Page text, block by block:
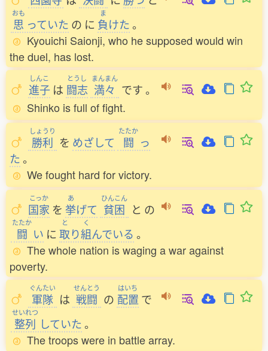
おも
思 っていた の に
ま
負けた。
Kyouichi Saionji, who he supposed would win
the duel, has lost.
しんこ
進子 は
とうし
闘志
まんまん
満々 です。
Shinko is full of fight.
しょうり
勝利 を めざして
たたか
闘 っ
た。
We fought hard for victory.
こっか
国家 を
あ
挙げて
ひんこん
貧困 と の
たたか
闘 い に
と
取り
く
組んでいる 。
The whole nation is waging a war against
poverty.
ぐんたい
軍隊 は
せんとう
戦闘 の
はいち
配置 で
せいれつ
整列 していた。
The troops were in battle array.